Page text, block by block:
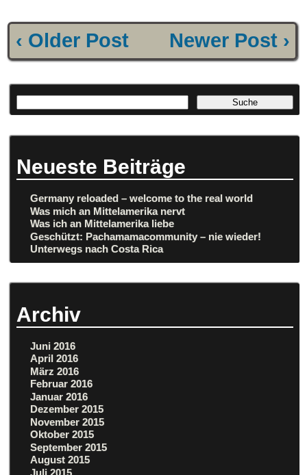
‹ Older Post Newer Post ›
Neueste Beiträge
Germany reloaded – welcome to the real world
Was mich an Mittelamerika nervt
Was ich an Mittelamerika liebe
Geschützt: Pachamamacommunity – nie wieder!
Unterwegs nach Costa Rica
Archiv
Juni 2016
April 2016
März 2016
Februar 2016
Januar 2016
Dezember 2015
November 2015
Oktober 2015
September 2015
August 2015
Juli 2015